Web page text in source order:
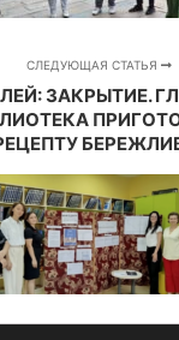
СЛЕДУЮЩАЯ СТАТЬЯ
ЗАКРЫТИЕ.